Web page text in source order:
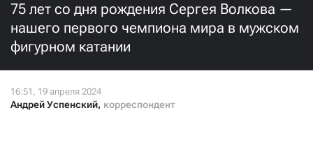
75 лет со дня рождения Сергея Волкова —
нашего первого чемпиона мира в мужском
фигурном катании
Андрей Успенский, корреспондент
3000 1000